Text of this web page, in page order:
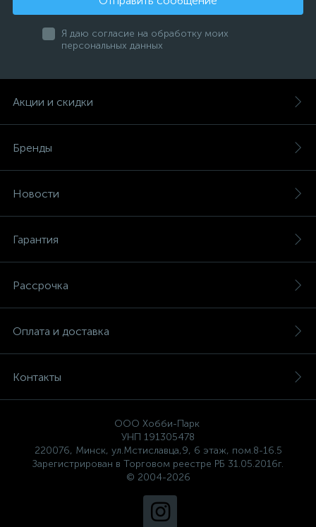
Я даю согласие на обработку моих
персональных данных
Акции и скидки
Бренды
Новости
Гарантия
Рассрочка
Оплата и доставка
Контакты
ООО Хобби-Парк
УНП 191305478
220076, Минск, ул.Мстиславца,9, 6 этаж, пом.8-16.5
Зарегистрирован в Торговом реестре РБ 31.05.2016г.
© 2004-2026